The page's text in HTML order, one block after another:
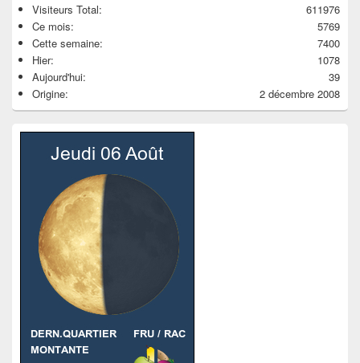
611976
Visiteurs Total:
5769
Ce mois:
7400
Cette semaine:
1078
Hier:
39
Aujourd'hui:
2 décembre 2008
Origine: